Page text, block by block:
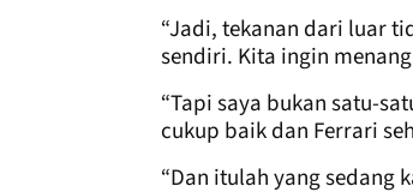
“Jadi, tekanan dari luar
sendiri. Kita ingin
“Tapi saya bukan satu-
cukup baik dan Ferrari
“Dan itulah yang